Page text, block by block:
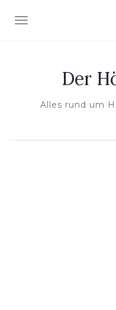
NAVIGATION
Der
Alles rund um